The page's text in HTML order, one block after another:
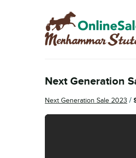
Skip
to
navigation
Skip
to
content
Next Generation
Next Generation Sale 2023 /